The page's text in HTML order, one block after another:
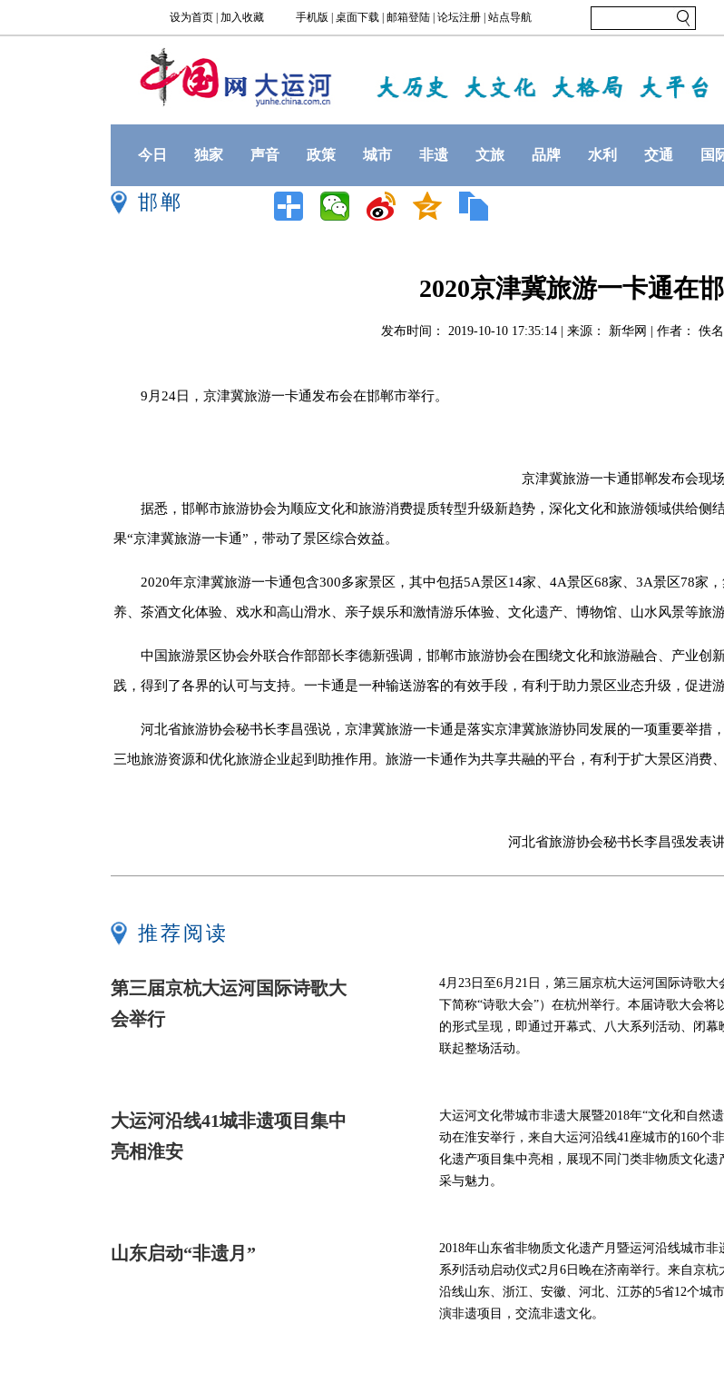
今日 独家 声音 政策 城市 非遗 文旅 品牌 水利 交通 国
邯郸
2020京津冀旅游一卡通在
发布时间： 2019-10-10 17:35:14 | 来源： 新华网 | 作者： 佚
9月24日，京津冀旅游一卡通发布会在邯郸市举行。
京津冀旅游一卡通邯郸发布会现场
据悉，邯郸市旅游协会为顺应文化和旅游消费提质转型升级新趋势，深化文化和旅游领域供给侧
果“京津冀旅游一卡通”，带动了景区综合效益。
2020年京津冀旅游一卡通包含300多家景区，其中包括5A景区14家、4A景区68家、3A景区78家
养、茶酒文化体验、戏水和高山滑水、亲子娱乐和激情游乐体验、文化遗产、博物馆、山水风景等旅
中国旅游景区协会外联合作部部长李德新强调，邯郸市旅游协会在围绕文化和旅游融合、产业创
践，得到了各界的认可与支持。一卡通是一种输送游客的有效手段，有利于助力景区业态升级，促进游
河北省旅游协会秘书长李昌强说，京津冀旅游一卡通是落实京津冀旅游协同发展的一项重要举措
三地旅游资源和优化旅游企业起到助推作用。旅游一卡通作为共享共融的平台，有利于扩大景区消费
河北省旅游协会秘书长李昌强发表
推荐阅读
第三届京杭大运河国际诗歌大
会举行
4月23日至6月21日，第三届京杭大运河国际诗歌大
下简称“诗歌大会”）在杭州举行。本届诗歌大会将
的形式呈现，即通过开幕式、八大系列活动、闭幕
联起整场活动。
大运河沿线41城非遗项目集中
亮相淮安
大运河文化带城市非遗大展暨2018年“文化和自然
动在淮安举行，来自大运河沿线41座城市的160个
化遗产项目集中亮相，展现不同门类非物质文化遗
采与魅力。
山东启动“非遗月”
2018年山东省非物质文化遗产月暨运河沿线城市非
系列活动启动仪式2月6日晚在济南举行。来自京杭
沿线山东、浙江、安徽、河北、江苏的5省12个城
演非遗项目，交流非遗文化。